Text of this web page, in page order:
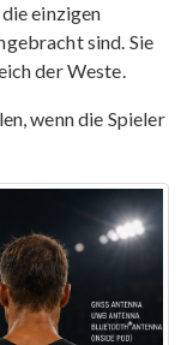
einzigen
sind. Sie
der Weste.
wenn die Spieler